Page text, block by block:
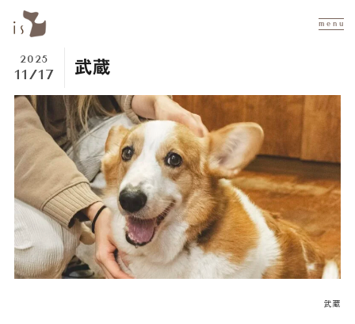
ALL MENU
寄付で応援する
保護犬・里親募集一覧
お問い合わせ
□ NPO法人アイズとは
トップページ 法人概要
m e n u
武蔵
2025
11/17
武蔵